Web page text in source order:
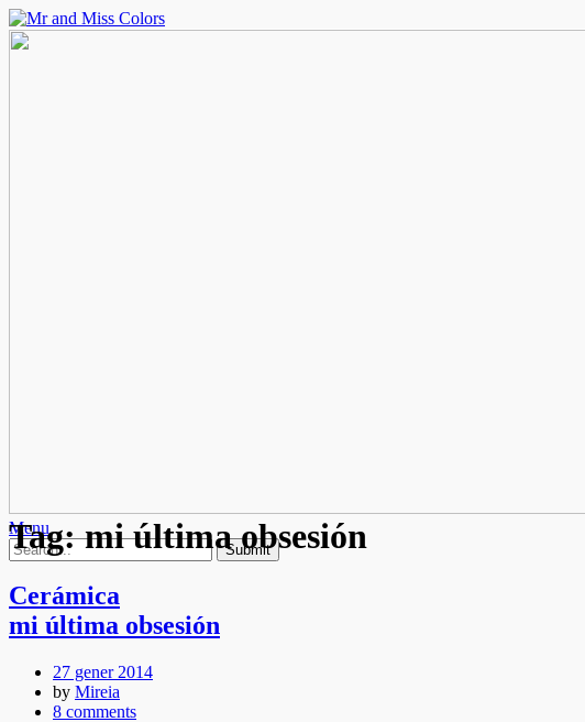
Menu
Tag:mi última obsesión
Cerámica
mi última obsesión
27 gener 2014
by Mireia
8 comments